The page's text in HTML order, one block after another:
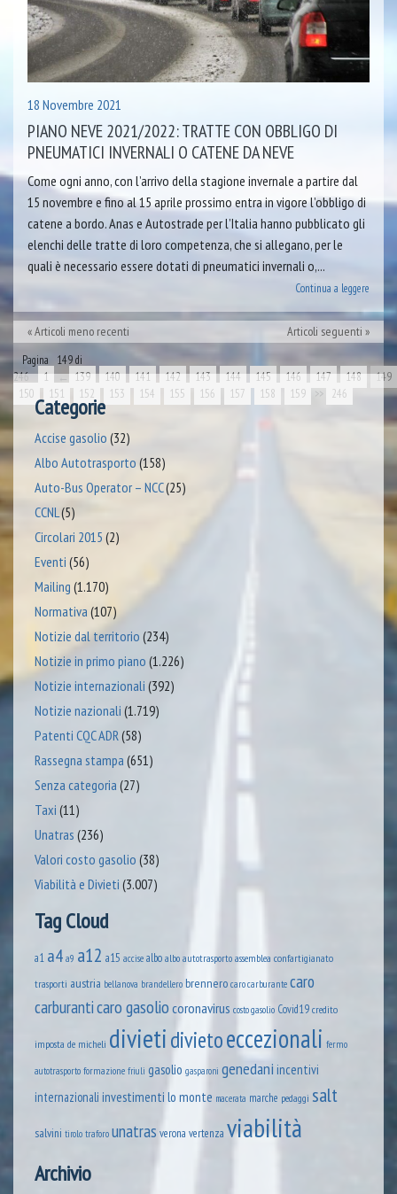
18 Novembre 2021
PIANO NEVE 2021/2022: TRATTE CON OBBLIGO DI
PNEUMATICI INVERNALI O CATENE DA NEVE
Come ogni anno, con l’arrivo della stagione invernale a partire dal
15 novembre e fino al 15 aprile prossimo entra in vigore l’obbligo di
catene a bordo. Anas e Autostrade per l’Italia hanno pubblicato gli
elenchi delle tratte di loro competenza, che si allegano, per le
quali è necessario essere dotati di pneumatici invernali o,...
Continua a leggere
Articoli meno recenti Articoli seguenti
Pagina 149 di
246
1 ← 139 140 141 142 143 144 145 146 147 148
149
150
151 152 153 154 155 156 157 158 159 >> 246
Categorie
Accise gasolio (32)
Albo Autotrasporto (158)
Auto-Bus Operator – NCC(25)
CCNL(5)
Circolari 2015 (2)
Eventi (56)
Mailing (1.170)
Normativa (107)
Notizie dal territorio (234)
Notizie in primo piano (1.226)
Notizie internazionali (392)
Notizie nazionali (1.719)
Patenti CQC ADR(58)
Rassegna stampa (651)
Senza categoria (27)
Taxi (11)
Unatras (236)
Valori costo gasolio (38)
Viabilità e Divieti (3.007)
Tag Cloud
a1 a4 a9 a12 a15 accise albo albo autotrasporto assemblea confartigianato
trasporti austria bellanova brandellero brennero caro carburante caro
carburanticaro gasoliocoronavirus costo gasolio Covid19credito
imposta de micheli divietidivietoeccezionali fermo
autotrasporto formazione friuli gasolio gasparoni genedani incentivi
internazionali investimenti lo monte macerata marche pedaggi salt
salvini tirolo traforo unatras verona vertenza viabilità
Archivio